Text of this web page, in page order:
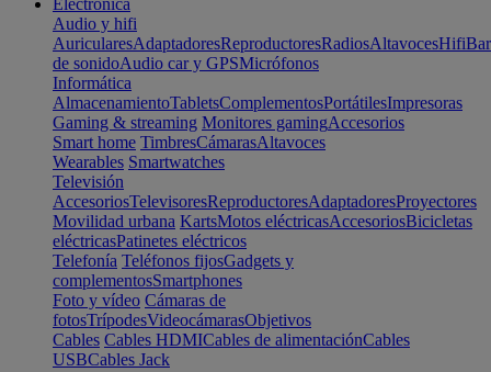
Electrónica
Audio y hifi
AuricularesAdaptadoresReproductoresRadiosAltavocesHifi
de sonidoAudio car y GPSMicrófonos
Informática
AlmacenamientoTabletsComplementosPortátilesImpresoras
Gaming & streaming Monitores gamingAccesorios
Smart home TimbresCámarasAltavoces
Wearables Smartwatches
Televisión
AccesoriosTelevisoresReproductoresAdaptadoresProyectores
Movilidad urbana KartsMotos eléctricasAccesoriosBicicletas
eléctricasPatinetes eléctricos
Telefonía Teléfonos fijosGadgets y
complementosSmartphones
Foto y vídeo Cámaras de
fotosTrípodesVideocámarasObjetivos
Cables Cables HDMICables de alimentaciónCables
USBCables Jack